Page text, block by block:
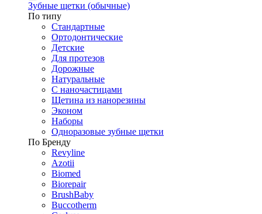
Зубные щетки (обычные)
По типу
Стандартные
Ортодонтические
Детские
Для протезов
Дорожные
Натуральные
С наночастицами
Щетина из нанорезины
Эконом
Наборы
Одноразовые зубные щетки
По Бренду
Revyline
Azotii
Biomed
Biorepair
BrushBaby
Buccotherm